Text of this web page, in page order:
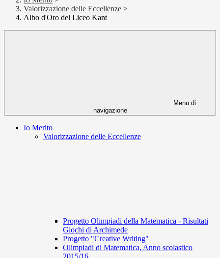
Valorizzazione delle Eccellenze >
Albo d'Oro del Liceo Kant
Menu di
navigazione
Io Merito
Valorizzazione delle Eccellenze
Progetto Olimpiadi della Matematica - Risultati
Giochi di Archimede
Progetto "Creative Writing"
Olimpiadi di Matematica, Anno scolastico